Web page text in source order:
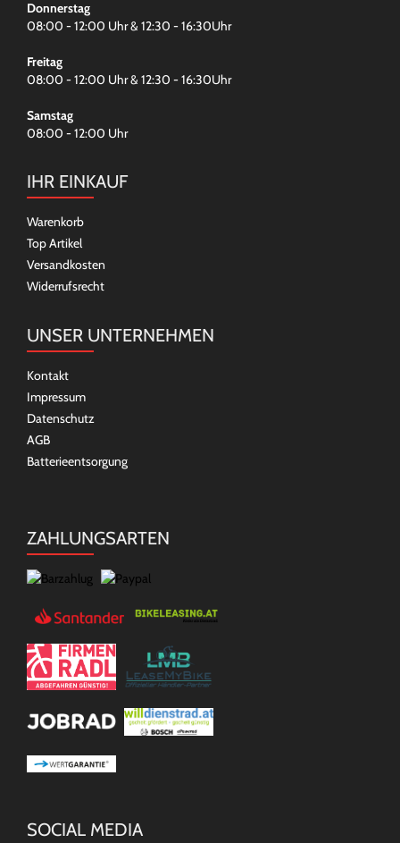
Donnerstag
08:00 - 12:00 Uhr & 12:30 - 16:30Uhr
Freitag
08:00 - 12:00 Uhr & 12:30 - 16:30Uhr
Samstag
08:00 - 12:00 Uhr
IHR EINKAUF
Warenkorb
Top Artikel
Versandkosten
Widerrufsrecht
UNSER UNTERNEHMEN
Kontakt
Impressum
Datenschutz
AGB
Batterieentsorgung
ZAHLUNGSARTEN
SOCIAL MEDIA